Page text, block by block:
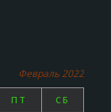
Февраль 2022
ПТ СБ